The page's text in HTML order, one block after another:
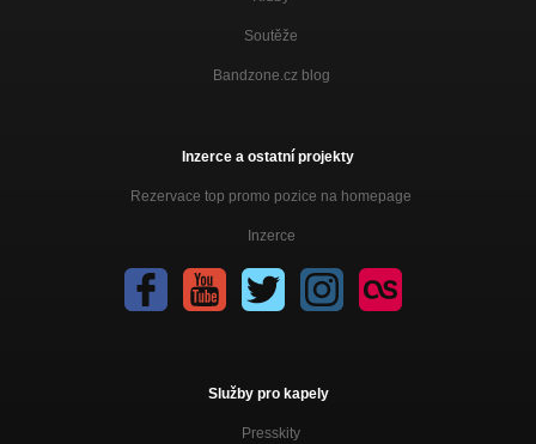
Soutěže
Bandzone.cz blog
Inzerce a ostatní projekty
Rezervace top promo pozice na homepage
Inzerce
Služby pro kapely
Presskity